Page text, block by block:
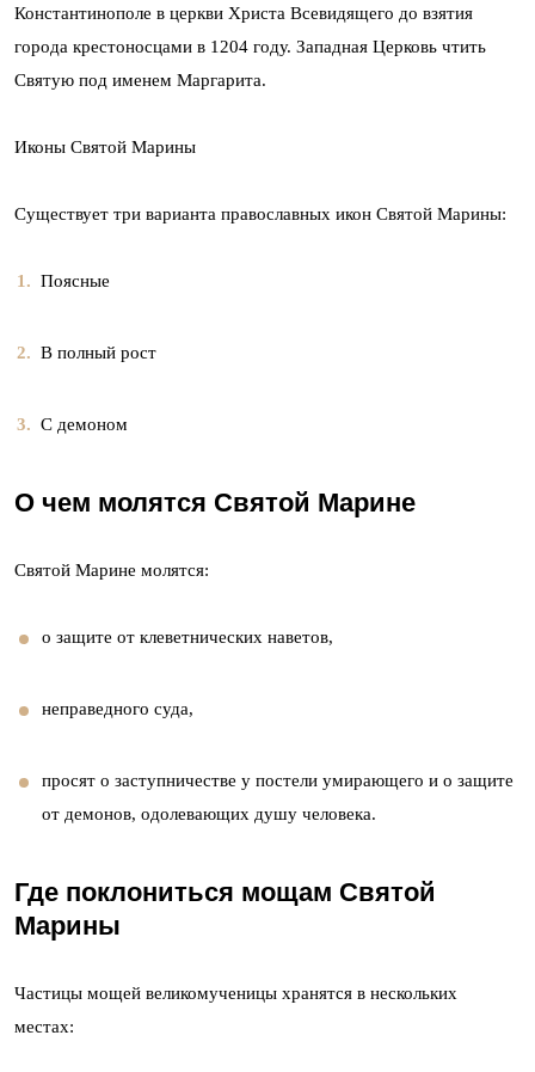
Константинополе в церкви Христа Всевидящего до взятия
города крестоносцами в 1204 году. Западная Церковь чтить
Святую под именем Маргарита.
Иконы Святой Марины
Существует три варианта православных икон Святой Марины:
Поясные
В полный рост
С демоном
О чем молятся Святой Марине
Святой Марине молятся:
о защите от клеветнических наветов,
неправедного суда,
просят о заступничестве у постели умирающего и о защите
от демонов, одолевающих душу человека.
Где поклониться мощам Святой
Марины
Частицы мощей великомученицы хранятся в нескольких
местах: